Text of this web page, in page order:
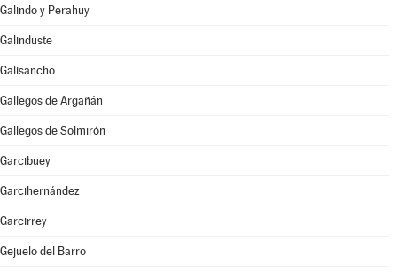
Galindo y Perahuy
Galinduste
Galisancho
Gallegos de Argañán
Gallegos de Solmirón
Garcibuey
Garcihernández
Garcirrey
Gejuelo del Barro